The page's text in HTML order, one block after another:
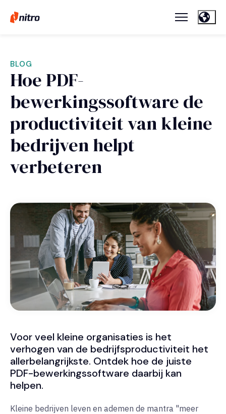
BLOG
Hoe PDF-
bewerkingssoftware de
productiviteit van kleine
bedrijven helpt
verbeteren
Voor veel kleine organisaties is het
verhogen van de bedrijfsproductiviteit het
allerbelangrijkste. Ontdek hoe de juiste
PDF-bewerkingssoftware daarbij kan
helpen.
Kleine bedrijven leven en ademen de mantra "meer